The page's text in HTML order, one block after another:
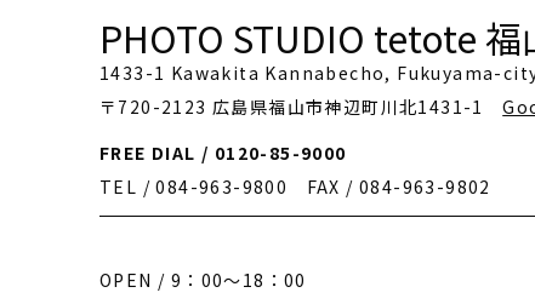
PHOTO STUDIO tetote 福
1433-1 Kawakita Kannabecho, Fukuyama-
〒720-2123 広島県福山市神辺町川北1431-1
FREE DIAL / 0120-85-9000
TEL / 084-963-9800
FAX / 084-963-9802
OPEN / 9：00～18：00